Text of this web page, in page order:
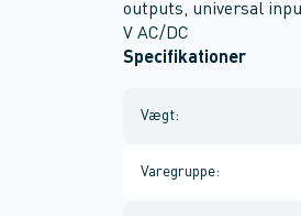
outputs, universal
V AC/DC
Specifikationer
Vægt:
Varegruppe: